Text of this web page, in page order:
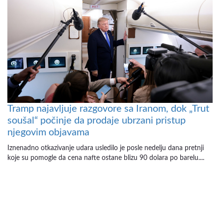
Tramp najavljuje razgovore sa Iranom, dok „Trut
soušal“ počinje da prodaje ubrzani pristup
njegovim objavama
Iznenadno otkazivanje udara usledilo je posle nedelju dana pretnji
koje su pomogle da cena nafte ostane blizu 90 dolara po barelu....